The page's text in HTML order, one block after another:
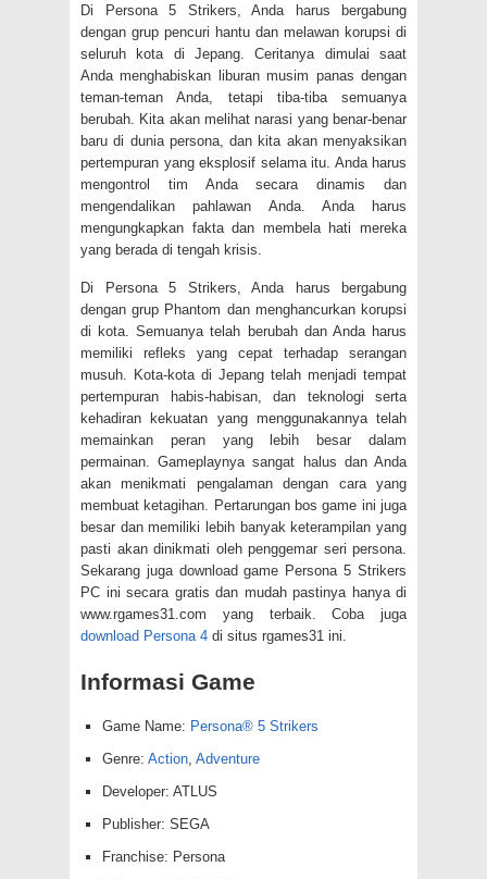
Di Persona 5 Strikers, Anda harus bergabung
dengan grup pencuri hantu dan melawan korupsi di
seluruh kota di Jepang. Ceritanya dimulai saat
Anda menghabiskan liburan musim panas dengan
teman-teman Anda, tetapi tiba-tiba semuanya
berubah. Kita akan melihat narasi yang benar-benar
baru di dunia persona, dan kita akan menyaksikan
pertempuran yang eksplosif selama itu. Anda harus
mengontrol tim Anda secara dinamis dan
mengendalikan pahlawan Anda. Anda harus
mengungkapkan fakta dan membela hati mereka
yang berada di tengah krisis.
Di Persona 5 Strikers, Anda harus bergabung
dengan grup Phantom dan menghancurkan korupsi
di kota. Semuanya telah berubah dan Anda harus
memiliki refleks yang cepat terhadap serangan
musuh. Kota-kota di Jepang telah menjadi tempat
pertempuran habis-habisan, dan teknologi serta
kehadiran kekuatan yang menggunakannya telah
memainkan peran yang lebih besar dalam
permainan. Gameplaynya sangat halus dan Anda
akan menikmati pengalaman dengan cara yang
membuat ketagihan. Pertarungan bos game ini juga
besar dan memiliki lebih banyak keterampilan yang
pasti akan dinikmati oleh penggemar seri persona.
Sekarang juga download game Persona 5 Strikers
PC ini secara gratis dan mudah pastinya hanya di
www.rgames31.com yang terbaik. Coba juga
download Persona 4 di situs rgames31 ini.
Informasi Game
Game Name: Persona® 5 Strikers
Genre: Action Adventure
Developer: ATLUS
Publisher: SEGA
Franchise: Persona